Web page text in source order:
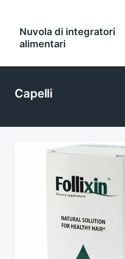
Nuvola di integratori
alimentari
Capelli